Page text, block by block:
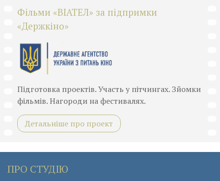
Фільми «ВІАТЕЛ» за підпримки
«Держкіно»
Підготовка проектів. Участь у пітчингах. Зйомки
фільмів. Нагороди на фестивалях.
Детальніше про проект
ПРО СТУДІЮ